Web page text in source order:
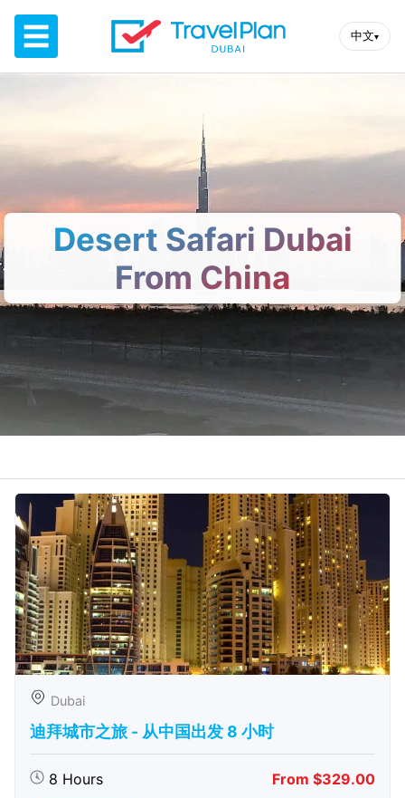
☰ 中文▾
Desert Safari Dubai
From China
Dubai
迪拜城市之旅 - 从中​​国出发 8 小时
8 Hours From $329.00